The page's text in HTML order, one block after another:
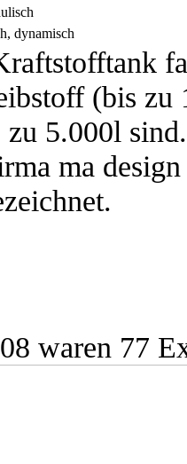
dynamisch
(bis zu
5.000l
ma
waren 77